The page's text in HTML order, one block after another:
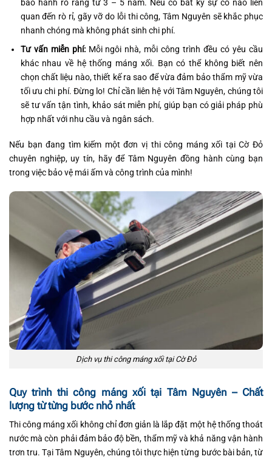
bảo hành rõ ràng từ 3 – 5 năm. Nếu có bất kỳ sự cố nào liên
quan đến rò rỉ, gãy vỡ do lỗi thi công, Tâm Nguyên sẽ khắc phục
nhanh chóng mà không phát sinh chi phí.
Tư vấn miễn phí:Mỗi ngôi nhà, mỗi công trình đều có yêu cầu
khác nhau về hệ thống máng xối. Bạn có thể không biết nên
chọn chất liệu nào, thiết kế ra sao để vừa đảm bảo thẩm mỹ vừa
tối ưu chi phí. Đừng lo! Chỉ cần liên hệ với Tâm Nguyên, chúng tôi
sẽ tư vấn tận tình, khảo sát miễn phí, giúp bạn có giải pháp phù
hợp nhất với nhu cầu và ngân sách.
Nếu bạn đang tìm kiếm một đơn vị thi công máng xối tại Cờ Đỏ
chuyên nghiệp, uy tín, hãy để Tâm Nguyên đồng hành cùng bạn
trong việc bảo vệ mái ấm và công trình của mình!
Dịch vụ thi công máng xối tại Cờ Đỏ
Quy trình thi công máng xối tại Tâm Nguyên – Chất
lượng từ từng bước nhỏ nhất
Thi công máng xối không chỉ đơn giản là lắp đặt một hệ thống thoát
nước mà còn phải đảm bảo độ bền, thẩm mỹ và khả năng vận hành
trơn tru. Tại Tâm Nguyên, chúng tôi thực hiện từng bước bài bản, từ